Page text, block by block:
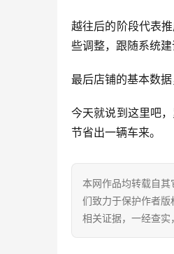
越往后的阶段代表
些调整，跟随系统建
最后店铺的基本数
今天就说到这里吧
节省出一辆车来。
本网作品均转载自
们致力于保护作者
相关证据，一经查